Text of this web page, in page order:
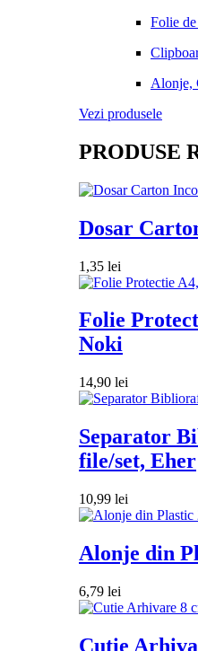
Folie
Alonje,
Vezi produsele
PRODUSE
Dosar
1,35 lei
Folie
Noki
14,90 lei
Separator
file/set, Eher
10,99 lei
Alonje din
6,79 lei
Cutie